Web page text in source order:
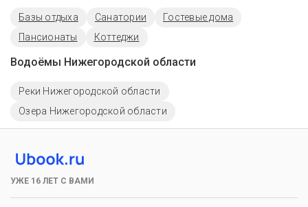
Базы отдыха Санатории
Гостевые дома
Пансионаты
Коттеджи
Водоёмы Нижегородской области
Реки Нижегородской области
Озера Нижегородской области
УЖЕ 16 ЛЕТ С ВАМИ